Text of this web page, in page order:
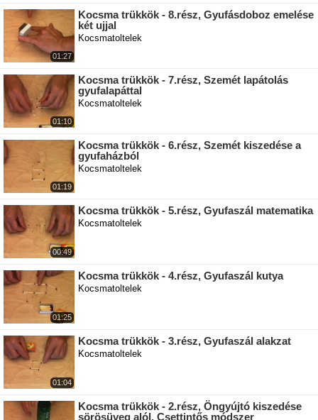
01:27
Kocsma trükkök - 8.rész, Gyufásdoboz emelése
két ujjal
Kocsmatoltelek
01:10
Kocsma trükkök - 7.rész, Szemét lapátolás
gyufalapáttal
Kocsmatoltelek
01:19
Kocsma trükkök - 6.rész, Szemét kiszedése a
gyufaházból
Kocsmatoltelek
00:49
Kocsma trükkök - 5.rész, Gyufaszál matematika
Kocsmatoltelek
01:25
Kocsma trükkök - 4.rész, Gyufaszál kutya
Kocsmatoltelek
01:04
Kocsma trükkök - 3.rész, Gyufaszál alakzat
Kocsmatoltelek
Kocsma trükkök - 2.rész, Öngyújtó kiszedése
sörösüveg alól, Csettintős módszer